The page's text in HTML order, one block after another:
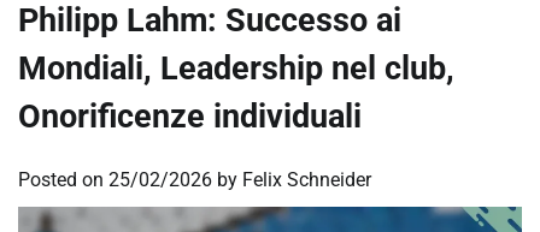
Philipp Lahm: Successo ai
Mondiali, Leadership nel club,
Onorificenze individuali
Posted on 25/02/2026 by Felix Schneider